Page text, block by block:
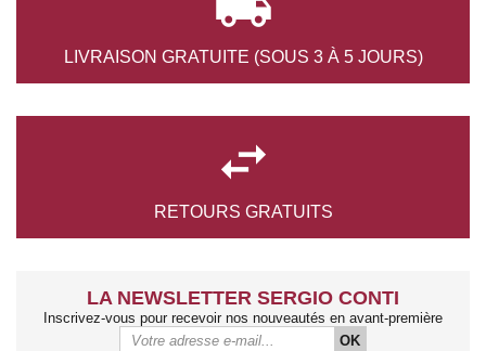
LIVRAISON GRATUITE (SOUS 3 À 5 JOURS)

RETOURS GRATUITS
LA NEWSLETTER SERGIO CONTI
Inscrivez-vous pour recevoir nos nouveautés en avant-première
OK